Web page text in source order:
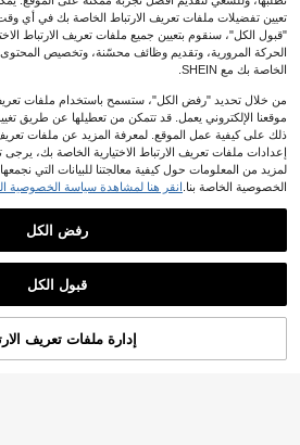
أضف إلى عربة
تعيين تفضيلات ملفات تعريف الارتباط الخاصة بك في أي
"قبول الكل"، سنقوم بتعيين جميع ملفات تعريف الارتباط
الحركة المرورية، وتقديم وظائف محسّنة، وتخصيص المحتوى
الخاصة بك مع SHEIN.
من خلال تحديد "رفض الكل"، ستسمح باستخدام ملفات
موقعنا الإلكتروني يعمل. قد تتمكن من تعطيلها عن طريق
ذلك على كيفية عمل الموقع. لمعرفة المزيد عن ملفات تعريف
إعدادات ملفات تعريف الارتباط الاختيارية الخاصة بك، يرجى
لمزيد من المعلومات حول كيفية معالجتنا للبيانات التي
الخصوصية الخاصة بنا. انقر هنا لمشاهدة سياسة الخصوصية
رفض الكل
قبول الكل
إدارة ملفات تعريف